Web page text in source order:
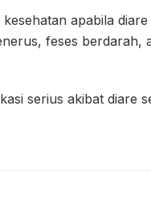
apabila diare
feses berdarah,
serius akibat diare